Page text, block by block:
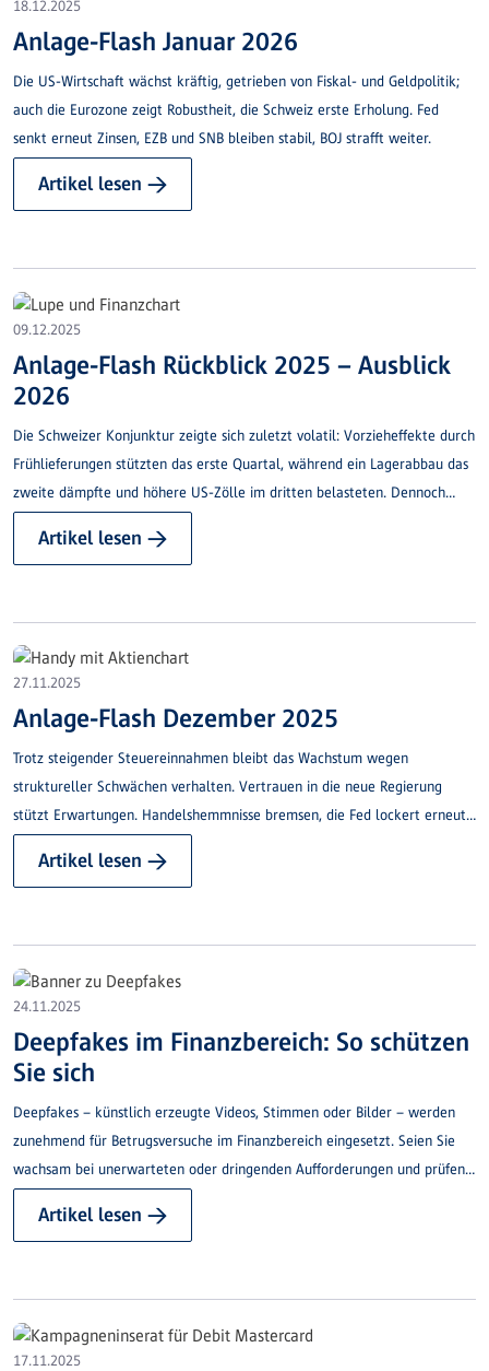
18.12.2025
Anlage-Flash Januar 2026
Die US-Wirtschaft wächst kräftig, getrieben von Fiskal- und Geldpolitik;
auch die Eurozone zeigt Robustheit, die Schweiz erste Erholung. Fed
senkt erneut Zinsen, EZB und SNB bleiben stabil, BOJ strafft weiter.
Artikel lesen →
09.12.2025
Anlage-Flash Rückblick 2025 – Ausblick
2026
Die Schweizer Konjunktur zeigte sich zuletzt volatil: Vorzieheffekte durch
Frühlieferungen stützten das erste Quartal, während ein Lagerabbau das
zweite dämpfte und höhere US-Zölle im dritten belasteten. Dennoch
Artikel lesen →
27.11.2025
Anlage-Flash Dezember 2025
Trotz steigender Steuereinnahmen bleibt das Wachstum wegen
struktureller Schwächen verhalten. Vertrauen in die neue Regierung
stützt Erwartungen. Handelshemmnisse bremsen, die Fed lockert erneut
Artikel lesen →
24.11.2025
Deepfakes im Finanzbereich: So schützen
Sie sich
Deepfakes – künstlich erzeugte Videos, Stimmen oder Bilder – werden
zunehmend für Betrugsversuche im Finanzbereich eingesetzt. Seien Sie
wachsam bei unerwarteten oder dringenden Aufforderungen und prüfen
Artikel lesen →
17.11.2025